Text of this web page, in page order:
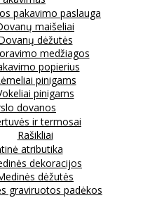
pakavimo paslauga
maišeliai
dėžutės
medžiagos
popierius
pinigams
pinigams
dovanos
ir termosai
Rašikliai
atributika
dekoracijos
dėžutės
graviruotos padėkos